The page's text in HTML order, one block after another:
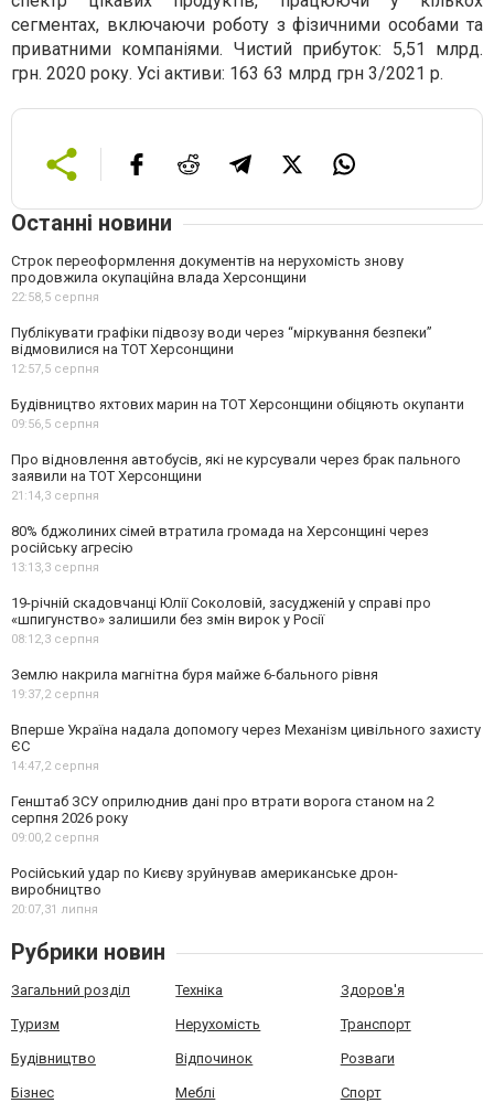
сегментах, включаючи роботу з фізичними особами та
приватними компаніями. Чистий прибуток: 5,51 млрд.
грн. 2020 року. Усі активи: 163 63 млрд грн 3/2021 р.
Останні новини
Строк переоформлення документів на нерухомість знову
продовжила окупаційна влада Херсонщини
22:58,5 серпня
Публікувати графіки підвозу води через “міркування безпеки”
відмовилися на ТОТ Херсонщини
12:57,5 серпня
Будівництво яхтових марин на ТОТ Херсонщини обіцяють окупанти
09:56,5 серпня
Про відновлення автобусів, які не курсували через брак пального
заявили на ТОТ Херсонщини
21:14,3 серпня
80% бджолиних сімей втратила громада на Херсонщині через
російську агресію
13:13,3 серпня
19-річній скадовчанці Юлії Соколовій, засудженій у справі про
«шпигунство» залишили без змін вирок у Росії
08:12,3 серпня
Землю накрила магнітна буря майже 6-бального рівня
19:37,2 серпня
Вперше Україна надала допомогу через Механізм цивільного захисту
ЄС
14:47,2 серпня
Генштаб ЗСУ оприлюднив дані про втрати ворога станом на 2
серпня 2026 року
09:00,2 серпня
Російський удар по Києву зруйнував американське дрон-
виробництво
20:07,31 липня
Рубрики новин
Загальний розділ Техніка Здоров'я
Туризм Нерухомість Транспорт
Будівництво Відпочинок Розваги
Бізнес Меблі Спорт